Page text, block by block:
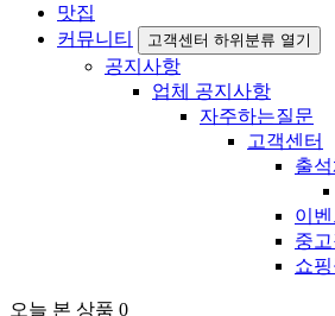
맛집
커뮤니티
고객센터 하위분류 열기
공지사항
업체 공지사항
자주하는질문
고객센터
출
이
중
쇼
오늘 본 상품 0